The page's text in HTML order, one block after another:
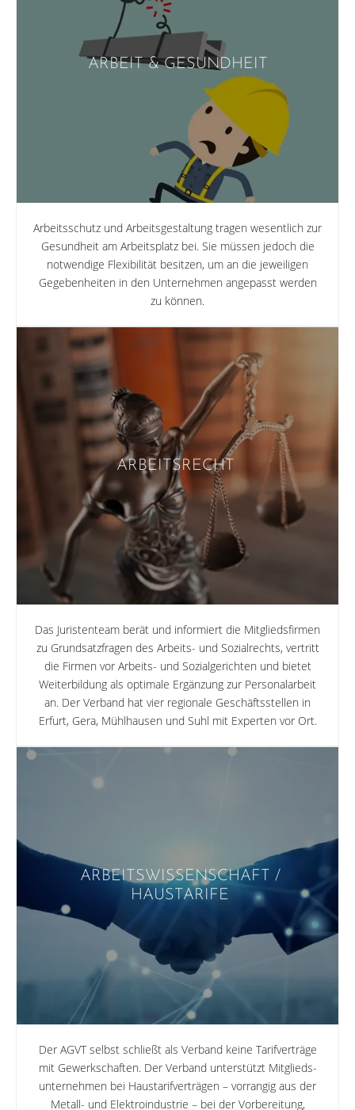
ARBEIT & GESUNDHEIT
Arbeitsschutz und Arbeitsgestaltung tragen wesentlich zur
Gesundheit am Arbeitsplatz bei. Sie müssen jedoch die
notwendige Flexibilität besitzen, um an die jeweiligen
Gegebenheiten in den Unternehmen angepasst werden
zu können.
ARBEITSRECHT
Das Juristenteam berät und informiert die Mitgliedsfirmen
zu Grundsatzfragen des Arbeits- und Sozialrechts, vertritt
die Firmen vor Arbeits- und Sozialgerichten und bietet
Weiterbildung als optimale Ergänzung zur Personalarbeit
an. Der Verband hat vier regionale Geschäftsstellen in
Erfurt, Gera, Mühlhausen und Suhl mit Experten vor Ort.
ARBEITSWISSENSCHAFT /
HAUSTARIFE
Der AGVT selbst schließt als Verband keine Tarifverträge
mit Gewerkschaften. Der Verband unterstützt Mitglieds­
unternehmen bei Haustarifverträgen – vorrangig aus der
Metall- und Elektroindustrie – bei der Vorbereitung,